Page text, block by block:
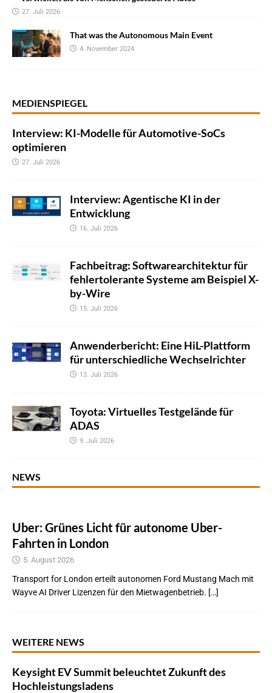
27. Juli 2026
That was the Autonomous Main Event
4. November 2024
MEDIENSPIEGEL
Interview: KI-Modelle für Automotive-SoCs
optimieren
27. Juli 2026
Interview: Agentische KI in der
Entwicklung
16. Juli 2026
Fachbeitrag: Softwarearchitektur für
fehlertolerante Systeme am Beispiel X-
by-Wire
15. Juli 2026
Anwenderbericht: Eine HiL-Plattform
für unterschiedliche Wechselrichter
13. Juli 2026
Toyota: Virtuelles Testgelände für
ADAS
9. Juli 2026
NEWS
Uber: Grünes Licht für autonome Uber-
Fahrten in London
5. August 2026
Transport for London erteilt autonomen Ford Mustang Mach mit
Wayve AI Driver Lizenzen für den Mietwagenbetrieb. […]
WEITERE NEWS
Keysight EV Summit beleuchtet Zukunft des
Hochleistungsladens